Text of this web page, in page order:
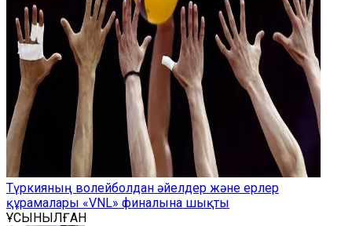
Түркияның волейболдан әйелдер және ерлер
құрамалары «VNL» финалына шықты
ҰСЫНЫЛҒАН